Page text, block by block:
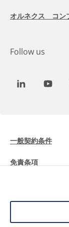
オルネクス コン
Follow us
LinkedIn
一般契約条件
免責条項
データ保護